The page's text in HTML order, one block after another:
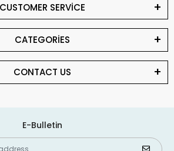
CUSTOMER SERVİCE
CATEGORİES
CONTACT US
E-Bulletin